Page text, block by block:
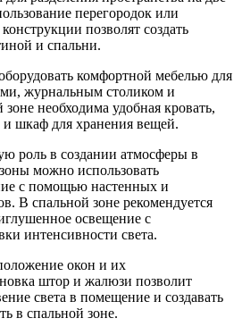
перегородок или
позволят создать
и спальни.
комфортной мебелью для
журнальным столиком и
необходима удобная кровать,
шкаф для хранения вещей.
роль в создании атмосферы в
можно использовать
с помощью настенных и
В спальной зоне рекомендуется
освещение с
интенсивности света.
окон и их
штор и жалюзи позволит
света в помещение и создавать
в спальной зоне.